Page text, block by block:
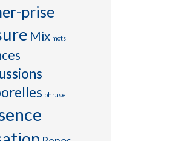
prise
Mix mots
phrase